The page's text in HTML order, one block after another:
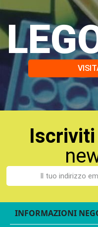
Iscriviti
INFORMAZIONI